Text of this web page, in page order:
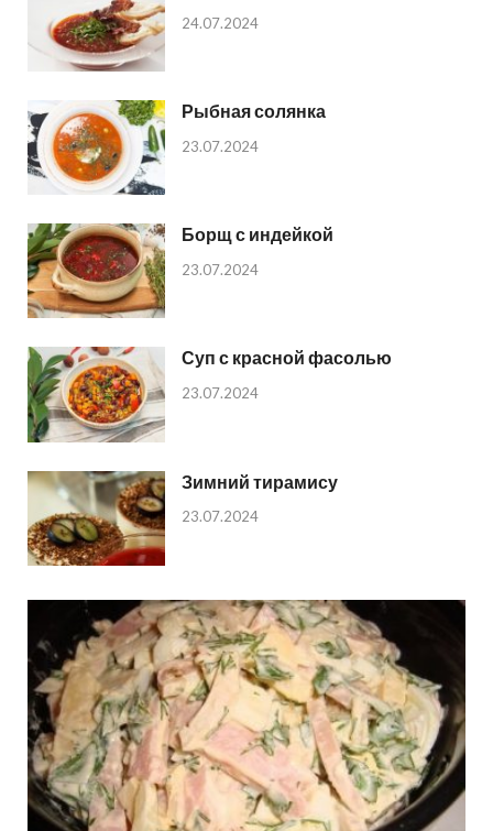
24.07.2024
Рыбная солянка
23.07.2024
Борщ с индейкой
23.07.2024
Суп с красной фасолью
23.07.2024
Зимний тирамису
23.07.2024